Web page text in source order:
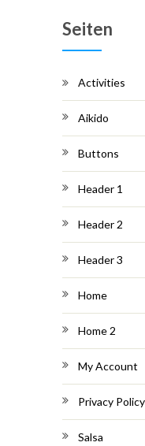
Seiten
Activities
Aikido
Buttons
Header 1
Header 2
Header 3
Home
Home 2
My Account
Privacy Policy
Salsa